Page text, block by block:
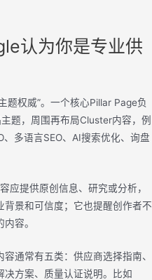
认为你是专业供
题权威”。一个核心Pillar Page负
题，周围再布局Cluster内容，例
多语言SEO、AI搜索优化、询盘
应提供原创信息、研究或分析，
景和可信度；它也提醒创作者不
容。
通常有五类：供应商选择指南、
决方案、质量认证说明。比如